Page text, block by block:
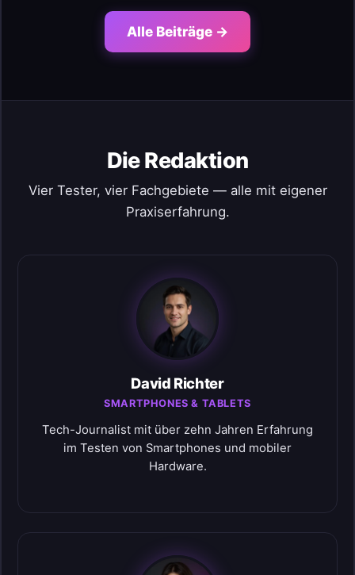
Alle Beiträge →
Die Redaktion
Vier Tester, vier Fachgebiete — alle mit eigener
Praxiserfahrung.
David Richter
SMARTPHONES & TABLETS
Tech-Journalist mit über zehn Jahren Erfahrung
im Testen von Smartphones und mobiler
Hardware.